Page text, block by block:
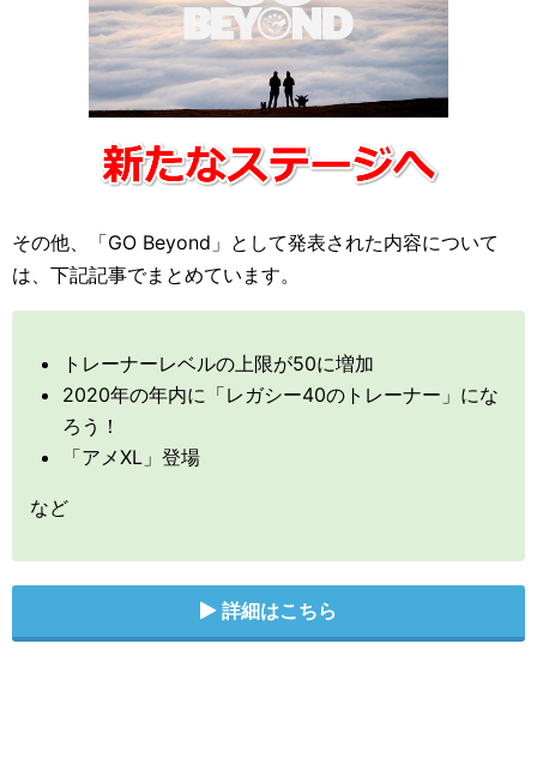
その他、「GO Beyond」として発表された内容について
は、下記記事でまとめています。
トレーナーレベルの上限が50に増加
2020年の年内に「レガシー40のトレーナー」にな
ろう！
「アメXL」登場
など
詳細はこちら